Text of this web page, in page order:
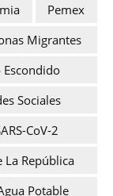
Pemex
Migrantes
Escondido
Sociales
CoV-2
La República
Potable